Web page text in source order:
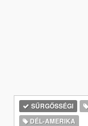
SŰRGŐSSÉGI
DÉL-AMERIKA